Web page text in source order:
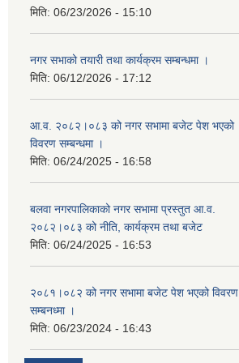
मिति: 06/23/2026 - 15:10
नगर सभाको तयारी तथा कार्यक्रम सम्बन्धमा ।
मिति: 06/12/2026 - 17:12
आ.व. २०८२।०८३ को नगर सभामा बजेट पेश भएको
विवरण सम्बन्धमा ।
मिति: 06/24/2025 - 16:58
बलवा नगरपालिकाको नगर सभामा प्रस्तुत आ.व.
२०८२।०८३ को नीति, कार्यक्रम तथा बजेट
मिति: 06/24/2025 - 16:53
२०८१।०८२ को नगर सभामा बजेट पेश भएको विवरण
सम्बनध्मा ।
मिति: 06/23/2024 - 16:43